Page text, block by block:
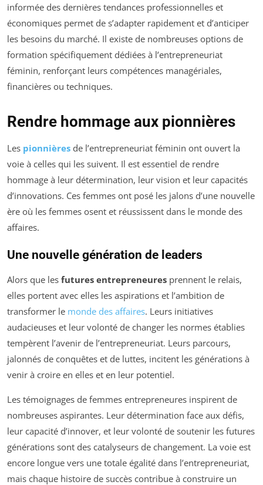
informée des dernières tendances professionnelles et
économiques permet de s’adapter rapidement et d’anticiper
les besoins du marché. Il existe de nombreuses options de
formation spécifiquement dédiées à l’entrepreneuriat
féminin, renforçant leurs compétences managériales,
financières ou techniques.
Rendre hommage aux pionnières
Les pionnières de l’entrepreneuriat féminin ont ouvert la
voie à celles qui les suivent. Il est essentiel de rendre
hommage à leur détermination, leur vision et leur capacités
d’innovations. Ces femmes ont posé les jalons d’une nouvelle
ère où les femmes osent et réussissent dans le monde des
affaires.
Une nouvelle génération de leaders
Alors que les futures entrepreneures prennent le relais,
elles portent avec elles les aspirations et l’ambition de
transformer le monde des affaires. Leurs initiatives
audacieuses et leur volonté de changer les normes établies
tempèrent l’avenir de l’entrepreneuriat. Leurs parcours,
jalonnés de conquêtes et de luttes, incitent les générations à
venir à croire en elles et en leur potentiel.
Les témoignages de femmes entrepreneures inspirent de
nombreuses aspirantes. Leur détermination face aux défis,
leur capacité d’innover, et leur volonté de soutenir les futures
générations sont des catalyseurs de changement. La voie est
encore longue vers une totale égalité dans l’entrepreneuriat,
mais chaque histoire de succès contribue à construire un